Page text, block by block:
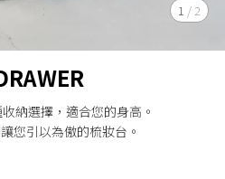
1 / 2
納選擇，適合您的身高。
您引以為傲的梳妝台。